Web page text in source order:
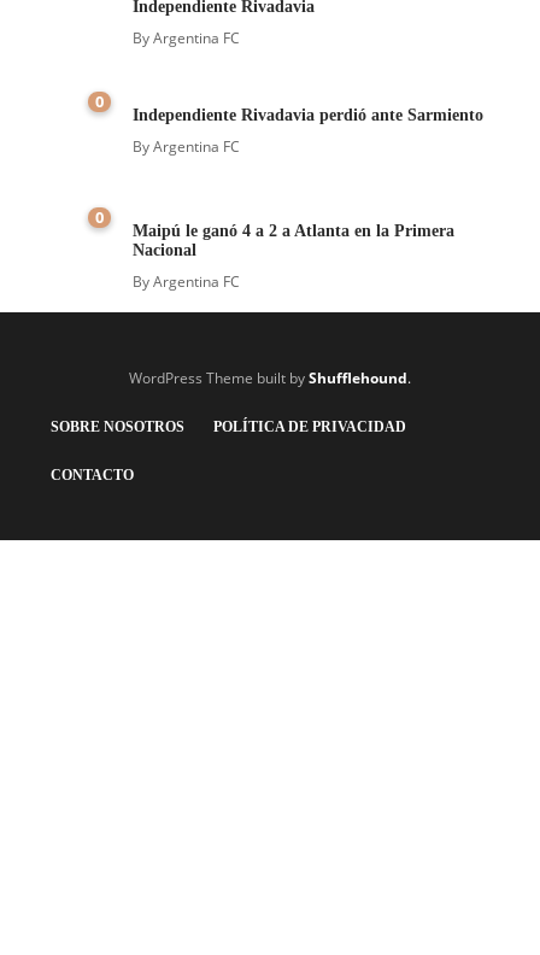
Independiente Rivadavia
ByArgentina FC
0
Independiente Rivadavia perdió ante Sarmiento
ByArgentina FC
0
Maipú le ganó 4 a 2 a Atlanta en la Primera
Nacional
ByArgentina FC
WordPress Theme built byShufflehound.
SOBRE NOSOTROS POLÍTICA DE PRIVACIDAD
CONTACTO